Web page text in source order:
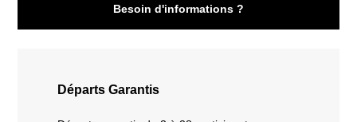
Besoin d'informations ?
Départs Garantis